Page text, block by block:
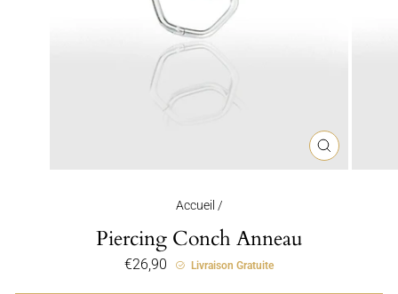
FERMER
(ESC)
Accueil /
Piercing Conch Anneau
€26,90
PrixLivraison Gratuite